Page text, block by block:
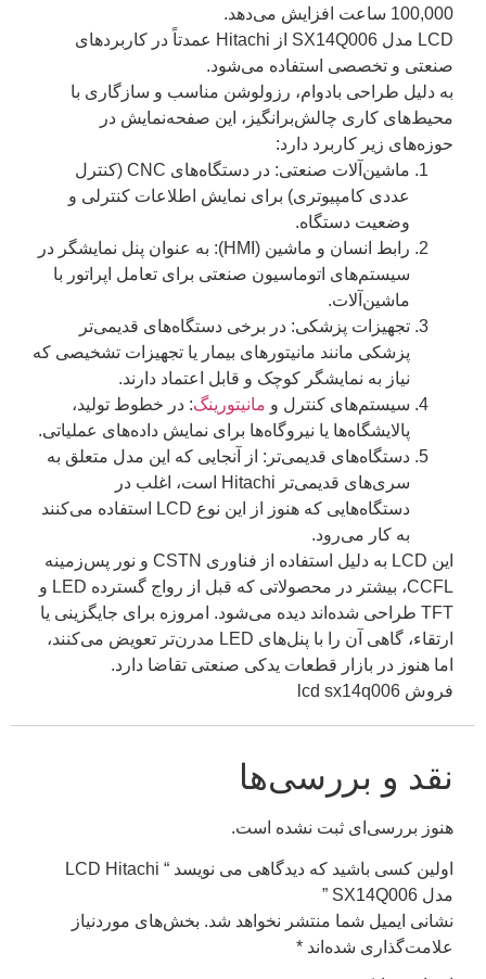
100,000 ساعت افزایش می‌دهد.
LCD مدل SX14Q006 از Hitachi عمدتاً در کاربردهای
صنعتی و تخصصی استفاده می‌شود.
به دلیل طراحی بادوام، رزولوشن مناسب و سازگاری با
محیط‌های کاری چالش‌برانگیز، این صفحه‌نمایش در
حوزه‌های زیر کاربرد دارد:
ماشین‌آلات صنعتی
: در دستگاه‌های CNC (کنترل
عددی کامپیوتری) برای نمایش اطلاعات کنترلی و
وضعیت دستگاه.
رابط انسان و ماشین (HMI)
: به عنوان پنل نمایشگر در
سیستم‌های اتوماسیون صنعتی برای تعامل اپراتور با
ماشین‌آلات.
تجهیزات پزشکی: در برخی دستگاه‌های قدیمی‌تر
پزشکی مانند مانیتورهای بیمار یا تجهیزات تشخیصی که
نیاز به نمایشگر کوچک و قابل اعتماد دارند.
سیستم‌های کنترل و مانیتورینگ: در خطوط تولید،
پالایشگاه‌ها یا نیروگاه‌ها برای نمایش داده‌های عملیاتی.
دستگاه‌های قدیمی‌تر : از آنجایی که این مدل متعلق به
سری‌های قدیمی‌تر Hitachi است، اغلب در
دستگاه‌هایی که هنوز از این نوع LCD استفاده می‌کنند
به کار می‌رود.
این LCD به دلیل استفاده از فناوری CSTN و نور پس‌زمینه
CCFL، بیشتر در محصولاتی که قبل از رواج گسترده LED و
TFT طراحی شده‌اند دیده می‌شود. امروزه برای جایگزینی یا
ارتقاء، گاهی آن را با پنل‌های LED مدرن‌تر تعویض می‌کنند،
اما هنوز در بازار قطعات یدکی صنعتی تقاضا دارد.
فروش lcd sx14q006
نقد و بررسی‌ها
هنوز بررسی‌ای ثبت نشده است.
اولین کسی باشید که دیدگاهی می نویسد “ LCD Hitachi
مدل SX14Q006 ”
نشانی ایمیل شما منتشر نخواهد شد. بخش‌های موردنیاز
علامت‌گذاری شده‌اند *